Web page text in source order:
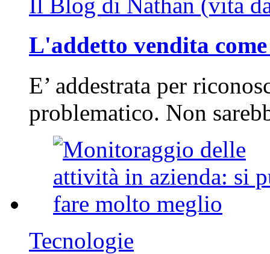
L'addetto vendita
E’ addestrata per
problematico. Non
Tecnologie